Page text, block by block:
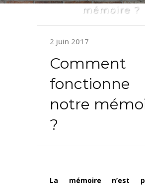
mémoire ?
2 juin 2017
Comment
fonctionne
notre
?
La mémoire n’est